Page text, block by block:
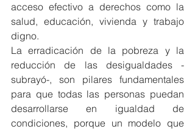
acceso efectivo a derechos como la
salud, educación, vivienda y trabajo
digno.
La erradicación de la pobreza y la
reducción de las desigualdades -
subrayó-, son pilares fundamentales
para que todas las personas puedan
desarrollarse en igualdad de
condiciones, porque un modelo que